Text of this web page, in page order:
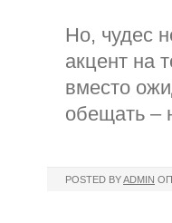
Но, чудес
акцент на
вместо
обещать –
POSTED BYADMIN